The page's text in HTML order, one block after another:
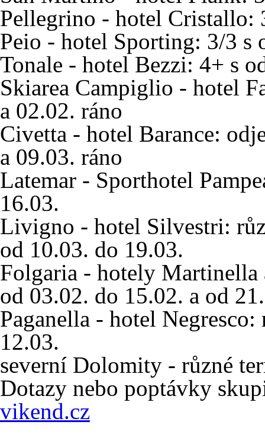
Pellegrino - hotel Cristallo:
Peio - hotel Sporting: 3/3 s
Tonale - hotel Bezzi: 4+ s
Skiarea Campiglio - hotel
a 02.02. ráno
Civetta - hotel Barance:
a 09.03. ráno
Latemar - Sporthotel
16.03.
Livigno - hotel Silvestri:
od 10.03. do 19.03.
Folgaria - hotely
od 03.02. do 15.02. a od
Paganella - hotel
12.03.
severní Dolomity - různé
Dotazy nebo poptávky
vikend.cz